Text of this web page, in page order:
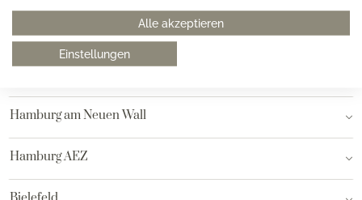
Alle akzeptieren
Einstellungen
Unsere Häuser
Hamburg am Neuen Wall
Hamburg AEZ